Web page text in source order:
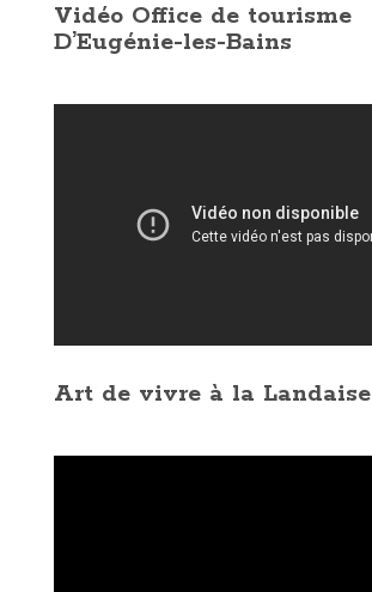
Vidéo Office de tourisme
D’Eugénie-les-Bains
Art de vivre à la Landaise